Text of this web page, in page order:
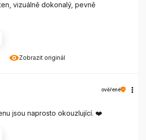
Zobrazit originál
vizuálně dokonalý, pevně
ověřené
jsou naprosto okouzlující. ❤️